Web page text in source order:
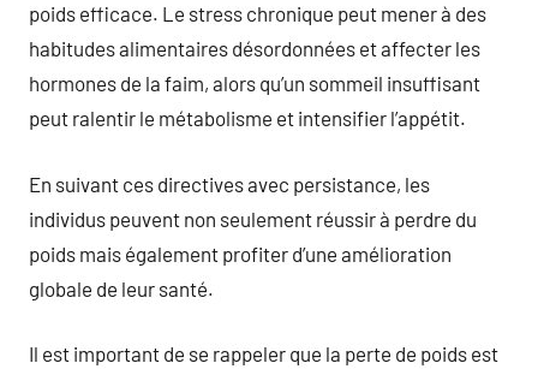
poids efficace. Le stress chronique peut mener à des
habitudes alimentaires désordonnées et affecter les
hormones de la faim, alors qu’un sommeil insuffisant
peut ralentir le métabolisme et intensifier l’appétit.
En suivant ces directives avec persistance, les
individus peuvent non seulement réussir à perdre du
poids mais également profiter d’une amélioration
globale de leur santé.
Il est important de se rappeler que la perte de poids est